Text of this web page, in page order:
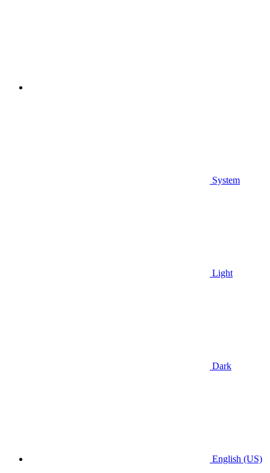
System
Light
Dark
English (US)